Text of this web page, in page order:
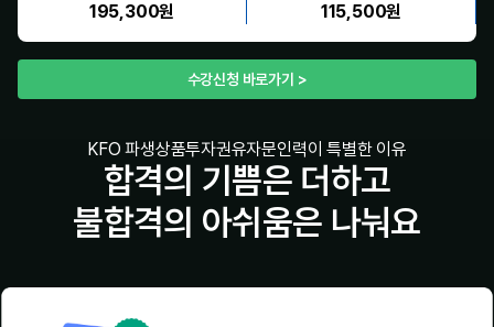
195,300원 115,500원
수강신청 바로가기 >
KFO 파생상품투자권유자문인력이 특별한 이유
합격의 기쁨은 더하고
불합격의 아쉬움은 나눠요